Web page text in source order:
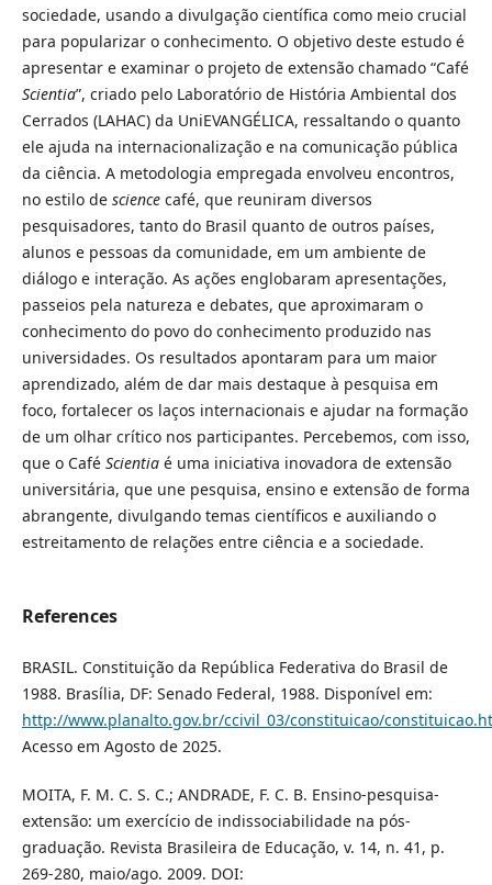
sociedade, usando a divulgação científica como meio crucial
para popularizar o conhecimento. O objetivo deste estudo é
apresentar e examinar o projeto de extensão chamado “Café
Scientia”, criado pelo Laboratório de História Ambiental dos
Cerrados (LAHAC) da UniEVANGÉLICA, ressaltando o quanto
ele ajuda na internacionalização e na comunicação pública
da ciência. A metodologia empregada envolveu encontros,
no estilo de sciencecafé, que reuniram diversos
pesquisadores, tanto do Brasil quanto de outros países,
alunos e pessoas da comunidade, em um ambiente de
diálogo e interação. As ações englobaram apresentações,
passeios pela natureza e debates, que aproximaram o
conhecimento do povo do conhecimento produzido nas
universidades. Os resultados apontaram para um maior
aprendizado, além de dar mais destaque à pesquisa em
foco, fortalecer os laços internacionais e ajudar na formação
de um olhar crítico nos participantes. Percebemos, com isso,
que o Café Scientiaé uma iniciativa inovadora de extensão
universitária, que une pesquisa, ensino e extensão de forma
abrangente, divulgando temas científicos e auxiliando o
estreitamento de relações entre ciência e a sociedade.
References
BRASIL. Constituição da República Federativa do Brasil de
1988. Brasília, DF: Senado Federal, 1988. Disponível em:
http://www.planalto.gov.br/ccivil_03/constituicao/
Acesso em Agosto de 2025.
MOITA, F. M. C. S. C.; ANDRADE, F. C. B. Ensino-pesquisa-
extensão: um exercício de indissociabilidade na pós-
graduação. Revista Brasileira de Educação, v. 14, n. 41, p.
269-280, maio/ago. 2009. DOI: